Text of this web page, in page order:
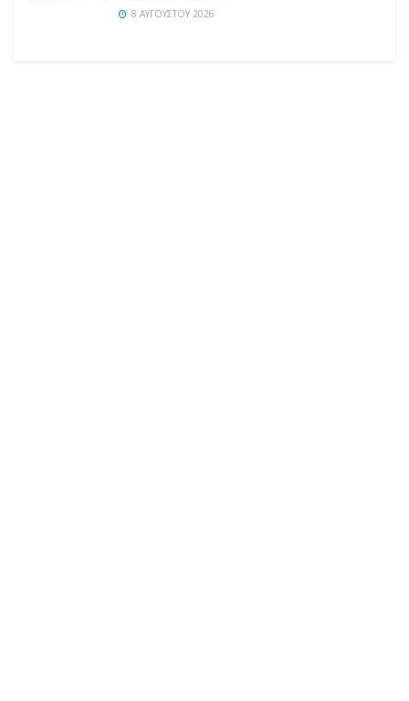
8 ΑΥΓΟΎΣΤΟΥ 2026